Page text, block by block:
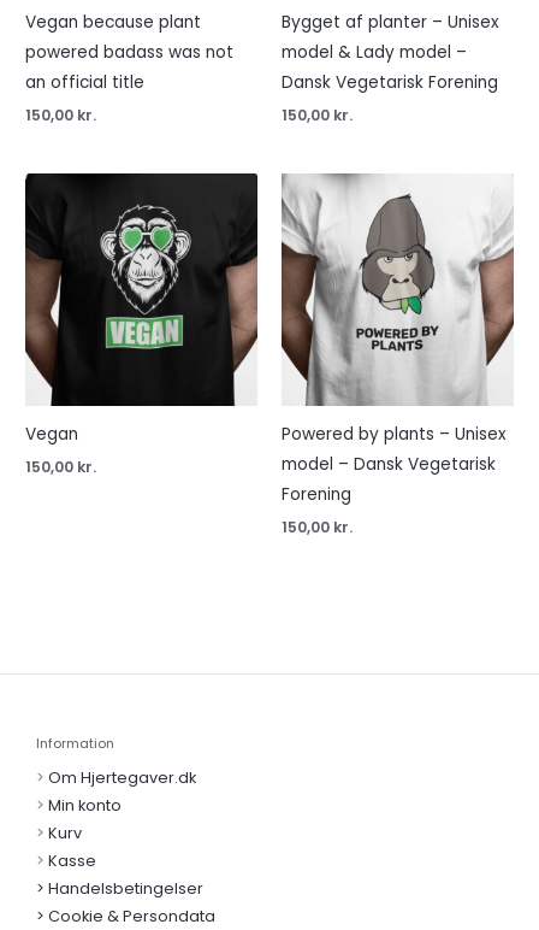
Vegan because plant
powered badass was not
an official title
150,00 kr.
Bygget af planter – Unisex
model & Lady model –
Dansk Vegetarisk Forening
150,00 kr.
Vegan
150,00 kr.
Powered by plants – Unisex
model – Dansk Vegetarisk
Forening
150,00 kr.
Information
> Om Hjertegaver.dk
> Min konto
> Kurv
> Kasse
> Handelsbetingelser
> Cookie & Persondata